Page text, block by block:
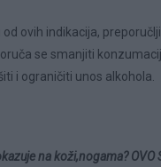
ovih indikacija,
se smanjiti
i ograničiti unos alkohola.
na koži,nogama? OVO